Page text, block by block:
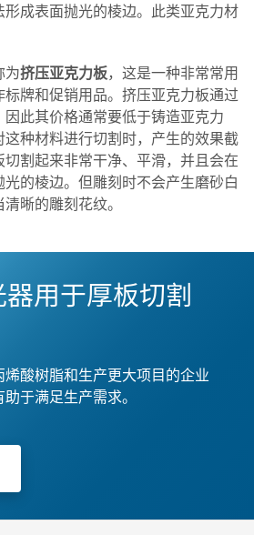
形成表面抛光的棱边。此类亚克力材
为挤压亚克力板，这是一种非常常用
牌和促销用品。挤压亚克力板通过
此其价格通常要低于铸造亚克力
种材料进行切割时，产生的效果截
割起来非常干净、平滑，并且会在
的棱边。但雕刻时不会产生磨砂白
晰的雕刻花纹。
器用于厚板切割
酸树脂和生产更大项目的企业
于满足生产需求。